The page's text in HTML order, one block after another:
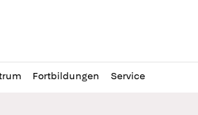
Fortbildungen Service